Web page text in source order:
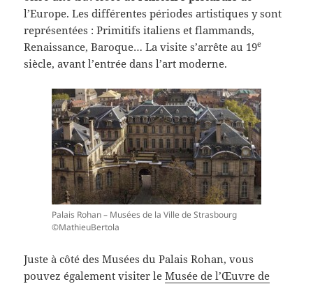
l’Europe. Les différentes périodes artistiques y sont
représentées : Primitifs italiens et flammands,
Renaissance, Baroque… La visite s’arrête au 19e
siècle, avant l’entrée dans l’art moderne.
Palais Rohan – Musées de la Ville de Strasbourg
©MathieuBertola
Juste à côté des Musées du Palais Rohan, vous
pouvez également visiter leMusée de l’Œuvre de